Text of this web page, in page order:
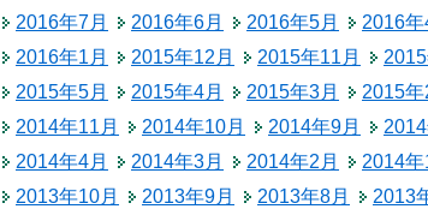
移住
2016年7月
2016年6月 2016年5月 2016年
2016年1月
2015年12月 2015年11月
2015年5月
2015年4月 2015年3月 2015年
2014年11月
2014年10月 2014年9月
2014年4月
2014年3月 2014年2月 2014年
2013年10月
2013年9月 2013年8月 2013